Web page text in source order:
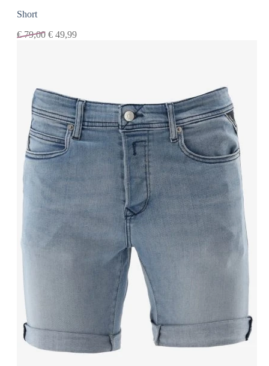
Short
€79,00 € 49,99